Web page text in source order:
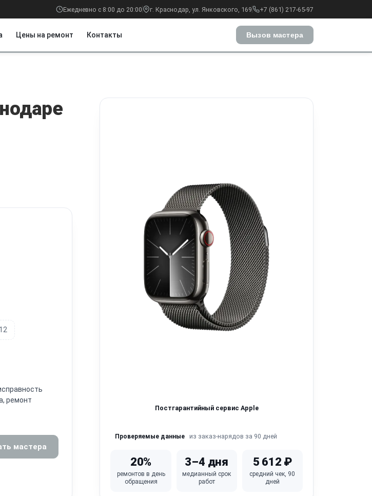
Ежедневно с 8:00 до 20:00 г. Краснодар, ул. Янковского, 169 +7 (861) 217-65-97
Цены на ремонт Контакты Вызов мастера
ремонт
мастера
Постгарантийный сервис Apple
Проверяемые данные из заказ-нарядов за 90 дней
20%
ремонтов в день
обращения
3–4 дня
медианный срок
работ
5 612 ₽
средний чек, 90
дней